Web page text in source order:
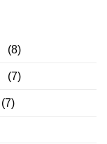
(8)
(7)
(7)